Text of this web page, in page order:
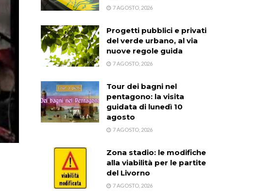
7 AGOSTO, 2026
Progetti pubblici e privati
del verde urbano, al via
nuove regole guida
7 AGOSTO, 2026
Tour dei bagni nel
pentagono: la visita
guidata di lunedì 10
agosto
7 AGOSTO, 2026
Zona stadio: le modifiche
alla viabilità per le partite
del Livorno
7 AGOSTO, 2026